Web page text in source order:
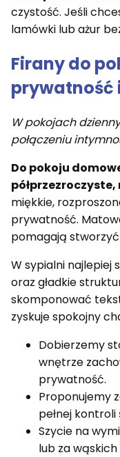
czystość. Jeśli
lamówki lub ażur
Firany do
prywatność
W pokojach
połączeniu
Do pokoju
miękkie,
prywatność.
pomagają
W sypialni najlepiej
oraz gładkie
skomponować
zyskuje spokojny
Dobierzemy
wnętrze
prywatność.
Proponujemy
pełnej kontroli
Szycie na
lub za wąskich